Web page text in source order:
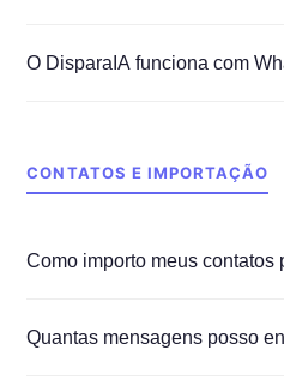
O DisparaIA funciona com
CONTATOS E IMPORTAÇÃO
Como importo meus contatos
Quantas mensagens posso